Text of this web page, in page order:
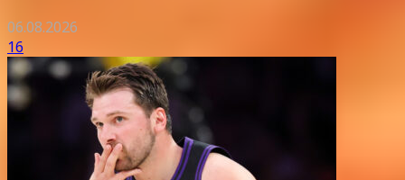
06.08.2026
16